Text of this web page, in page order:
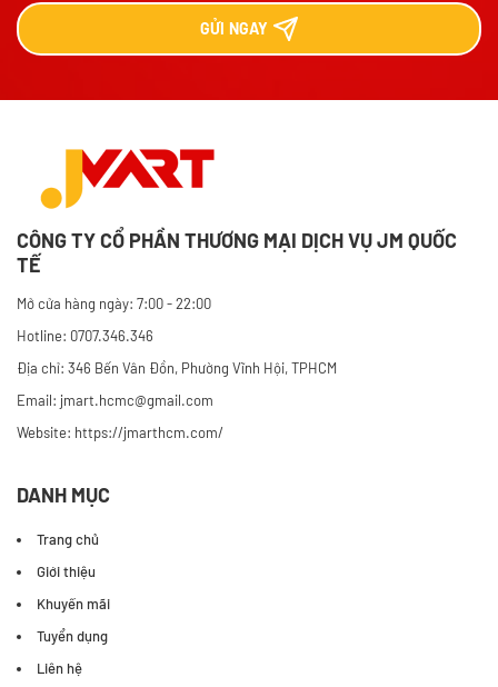
GỬI NGAY
CÔNG TY CỔ PHẦN THƯƠNG MẠI DỊCH VỤ JM QUỐC
TẾ
Mở cửa hàng ngày: 7:00 - 22:00
Hotline: 0707.346.346
Địa chỉ: 346 Bến Vân Đồn, Phường Vĩnh Hội, TPHCM
Email: jmart.hcmc@gmail.com
Website: https://jmarthcm.com/
DANH MỤC
Trang chủ
Giới thiệu
Khuyến mãi
Tuyển dụng
Liên hệ